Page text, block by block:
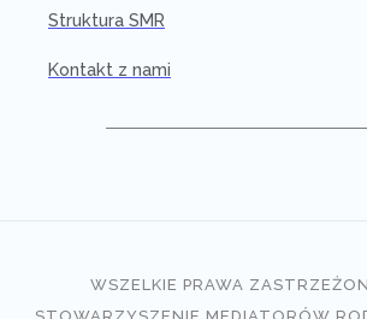
Struktura SMR
Kontakt z nami
WSZELKIE PRAWA